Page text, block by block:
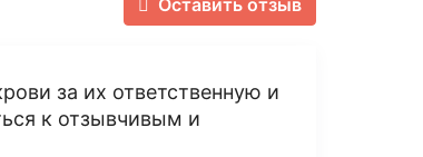
Оставить отзыв
за их ответственную и
к отзывчивым и